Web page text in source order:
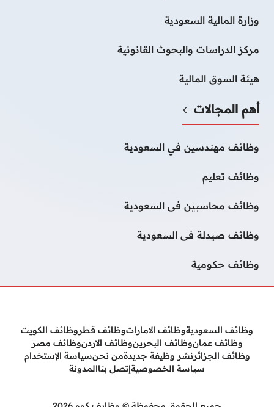
وزارة المالية السعودية
مركز الدراسات والبحوث القانونية
هيئة السوق المالية
أهم المجالات
وظائف مهندسين في السعودية
وظائف تعليم
وظائف محاسبين فى السعودية
وظائف صيدلة فى السعودية
وظائف حكومية
وظائف السعوديةوظائف الاماراتوظائف قطروظائف الكويت
وظائف عمانوظائف البحرينوظائف الاردنوظائف مصر
وظائف الجزائرنشر وظيفة جديدةمن نحنسياسة الإستخدام
سياسة الخصوصيةإتصل بناالمدونة